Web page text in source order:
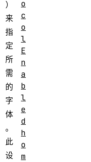
）
来
指
定
所
需
的
字
体
。
此
设
o
c
o
l
E
n
a
b
l
e
d
h
o
m